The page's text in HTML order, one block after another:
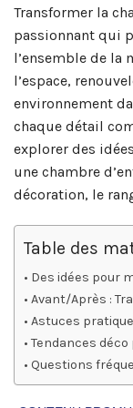
Transformer la
passionnant qui
l’ensemble de la
l’espace,
environnement
chaque détail
explorer des
une chambre
décoration, le
Table des
Des idées pour
Avant/Après :
Astuces
Tendances
Questions